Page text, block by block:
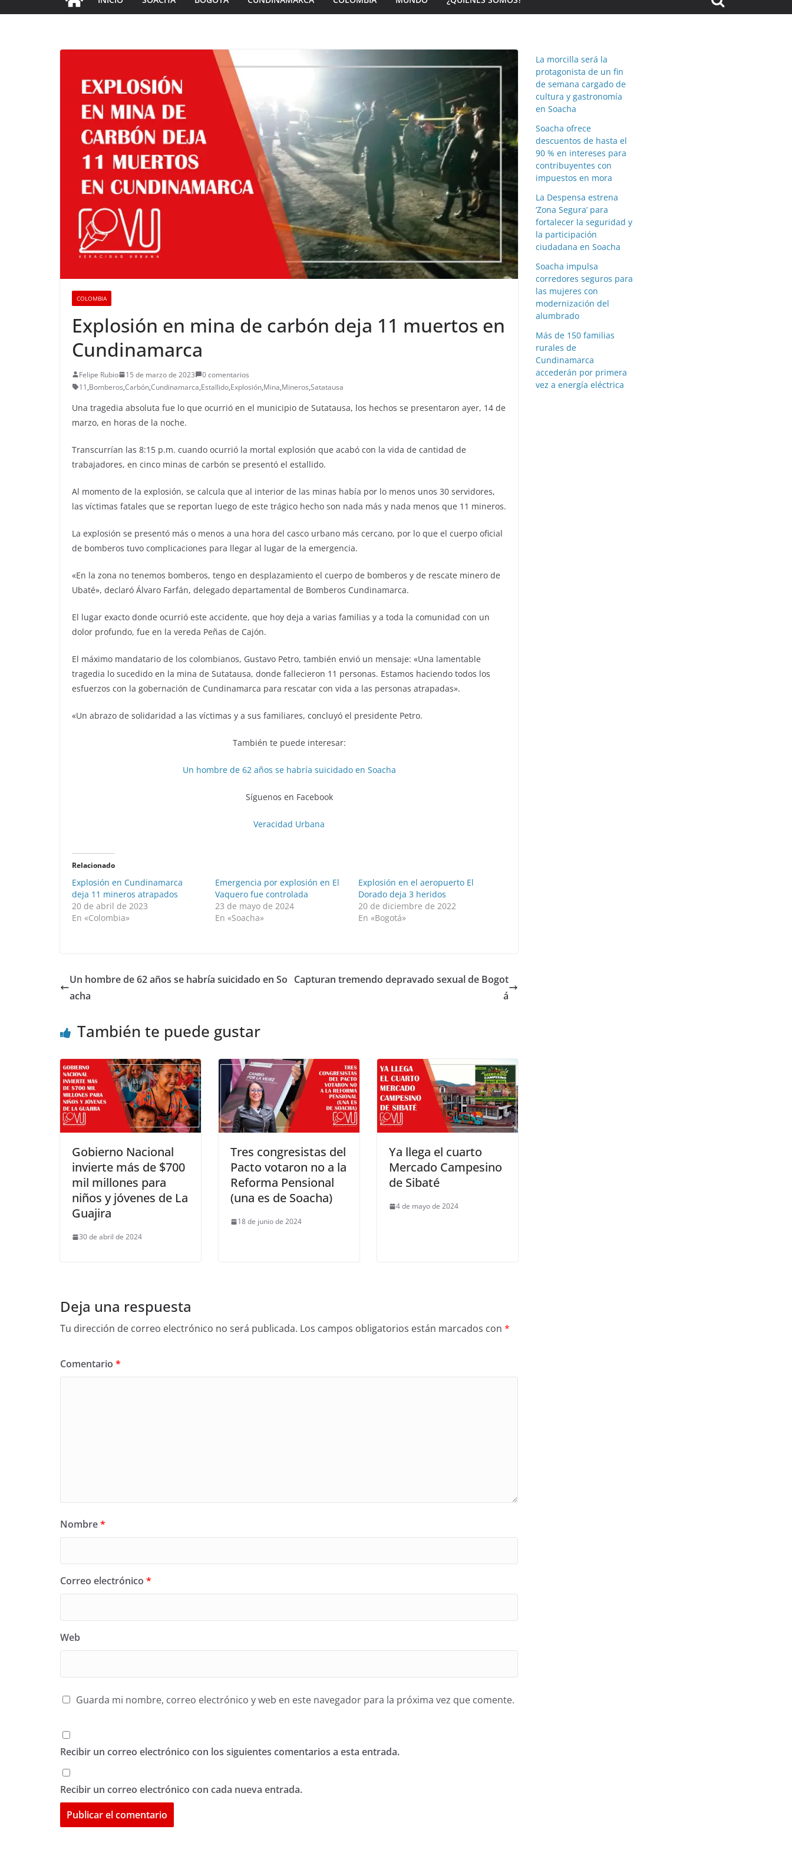
COLOMBIA
Explosión en mina de carbón deja 11 muertos en
Cundinamarca
Felipe Rubio 15 de marzo de 2023
0 comentarios
11,Bomberos,Carbón,Cundinamarca,Estallido,Explosión,Mina,Mineros,Satatausa
Una tragedia absoluta fue lo que ocurrió en el municipio de Sutatausa, los hechos se presentaron ayer, 14 de
marzo, en horas de la noche.
Transcurrían las 8:15 p.m. cuando ocurrió la mortal explosión que acabó con la vida de cantidad de
trabajadores, en cinco minas de carbón se presentó el estallido.
Al momento de la explosión, se calcula que al interior de las minas había por lo menos unos 30 servidores,
las víctimas fatales que se reportan luego de este trágico hecho son nada más y nada menos que 11 mineros.
La explosión se presentó más o menos a una hora del casco urbano más cercano, por lo que el cuerpo oficial
de bomberos tuvo complicaciones para llegar al lugar de la emergencia.
«En la zona no tenemos bomberos, tengo en desplazamiento el cuerpo de bomberos y de rescate minero de
Ubaté», declaró Álvaro Farfán, delegado departamental de Bomberos Cundinamarca.
El lugar exacto donde ocurrió este accidente, que hoy deja a varias familias y a toda la comunidad con un
dolor profundo, fue en la vereda Peñas de Cajón.
El máximo mandatario de los colombianos, Gustavo Petro, también envió un mensaje: «Una lamentable
tragedia lo sucedido en la mina de Sutatausa, donde fallecieron 11 personas. Estamos haciendo todos los
esfuerzos con la gobernación de Cundinamarca para rescatar con vida a las personas atrapadas».
«Un abrazo de solidaridad a las víctimas y a sus familiares, concluyó el presidente Petro.
También te puede interesar:
Un hombre de 62 años se habría suicidado en Soacha
Síguenos en Facebook
Veracidad Urbana
Relacionado
Explosión en Cundinamarca
deja 11 mineros atrapados
20 de abril de 2023
En «Colombia»
Emergencia por explosión en El
Vaquero fue controlada
23 de mayo de 2024
En «Soacha»
Explosión en el aeropuerto El
Dorado deja 3 heridos
20 de diciembre de 2022
En «Bogotá»
Un hombre de 62 años se habría suicidado en So
acha
Capturan tremendo depravado sexual de Bogot
á
También te puede gustar
Gobierno Nacional
invierte más de $700
mil millones para
niños y jóvenes de La
Guajira
30 de abril de 2024
Tres congresistas del
Pacto votaron no a la
Reforma Pensional
(una es de Soacha)
18 de junio de 2024
Ya llega el cuarto
Mercado Campesino
de Sibaté
4 de mayo de 2024
Deja una respuesta
Tu dirección de correo electrónico no será publicada. Los campos obligatorios están marcados con *
Comentario *
Nombre*
Correo electrónico *
Web
Guarda mi nombre, correo electrónico y web en este navegador para la próxima vez que comente.
Recibir un correo electrónico con los siguientes comentarios a esta entrada.
Recibir un correo electrónico con cada nueva entrada.
La morcilla será la
protagonista de un fin
de semana cargado de
cultura y gastronomía
en Soacha
Soacha ofrece
descuentos de hasta el
90 % en intereses para
contribuyentes con
impuestos en mora
La Despensa estrena
‘Zona Segura’ para
fortalecer la seguridad y
la participación
ciudadana en Soacha
Soacha impulsa
corredores seguros para
las mujeres con
modernización del
alumbrado
Más de 150 familias
rurales de
Cundinamarca
accederán por primera
vez a energía eléctrica